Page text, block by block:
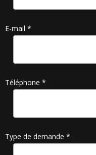
E-mail *
Téléphone *
Type de demande *